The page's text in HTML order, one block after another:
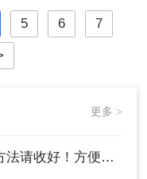
5 6 7
更多 >
好！方便又好用！